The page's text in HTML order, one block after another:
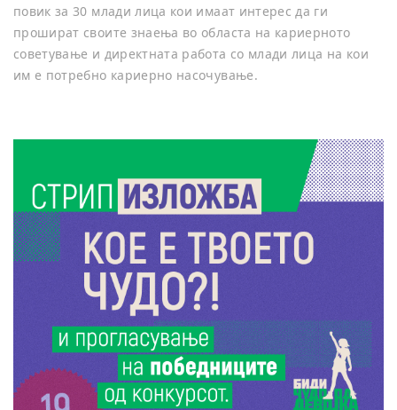
повик за 30 млади лица кои имаат интерес да ги
прошират своите знаења во областа на кариерното
советување и директната работа со млади лица на кои
им е потребно кариерно насочување.